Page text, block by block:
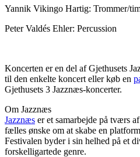
Yannik Vikingo Hartig: Trommer/
Peter Valdés Ehler: Percussion
Koncerten er en del af Gjethusets
til den enkelte koncert eller køb en
Gjethusets 3 Jazznæs-koncerter.
Om Jazznæs
Jazznæs er et samarbejde på tværs
fælles ønske om at skabe en
Festivalen byder i sin helhed på et
forskelligartede genre.